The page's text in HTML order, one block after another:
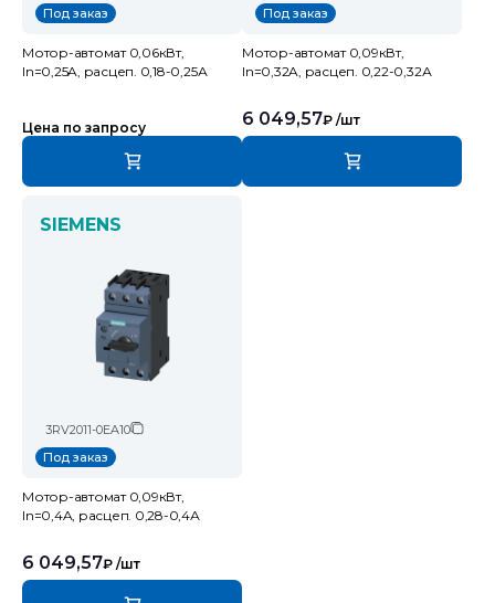
Под заказ
Мотор-автомат 0,06кВт,
In=0,25A, расцеп. 0,18-0,25А
Цена по запросу
Под заказ
Мотор-автомат 0,09кВт,
In=0,32A, расцеп. 0,22-0,32А
6 049,57₽ /шт
SIEMENS
3RV2011-0EA10
Под заказ
Мотор-автомат 0,09кВт,
In=0,4A, расцеп. 0,28-0,4А
6 049,57₽ /шт